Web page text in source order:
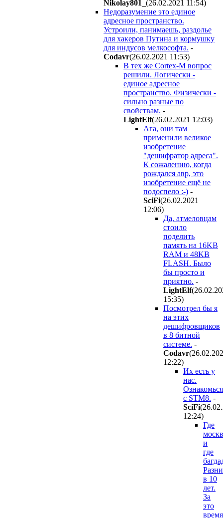
Nikolay801_ (26.02.2021 11:54)
Недоразумение это единое
адресное пространство.
Устроили, панимаешь, раздолье
для хакеров Путина и кормушку
для индусов мелкософта. -
Codavr(26.02.2021 11:53)
В тех же Cortex-M вопрос
решили. Логически -
единое адресное
пространство. Физически -
сильно разные по
свойствам. -
LightElf(26.02.2021 12:03)
Ага, они там
применили великое
изобретение
"дешифратор адреса".
К сожалению, когда
рождался авр, это
изобретение ещё не
подоспело :-) -
SciFi(26.02.2021
12:06)
Да, атмеловцам
стоило
поделить
память на 16KB
RAM и 48KB
FLASH. Было
бы просто и
приятно. -
LightElf
15:35)
Посмотрел бы я
на этих
дешифровщиков
в 8 битной
системе. -
Codavr
12:22)
Их есть у
нас.
Ознакомься
с STM8. -
SciFi
12:24)
Где
и
где
в 10
лет.
За
это
время